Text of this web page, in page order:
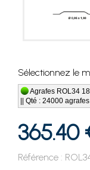
Sélectionnez le
Agrafes ROL34
|| Qté : 24000 agrafes
365.40
Référence :